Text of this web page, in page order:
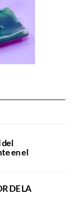
del
en el
DE LA